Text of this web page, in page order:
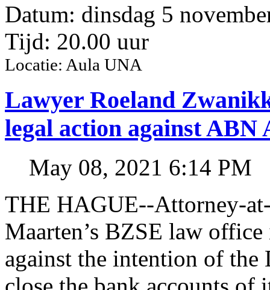
Datum: dinsdag 5
Tijd: 20.00 uur
Locatie: Aula UNA
Lawyer Roeland
legal action against
May 08, 2021 6:14 PM
THE HAGUE--Attorney-
Maarten’s BZSE law
against the intention of